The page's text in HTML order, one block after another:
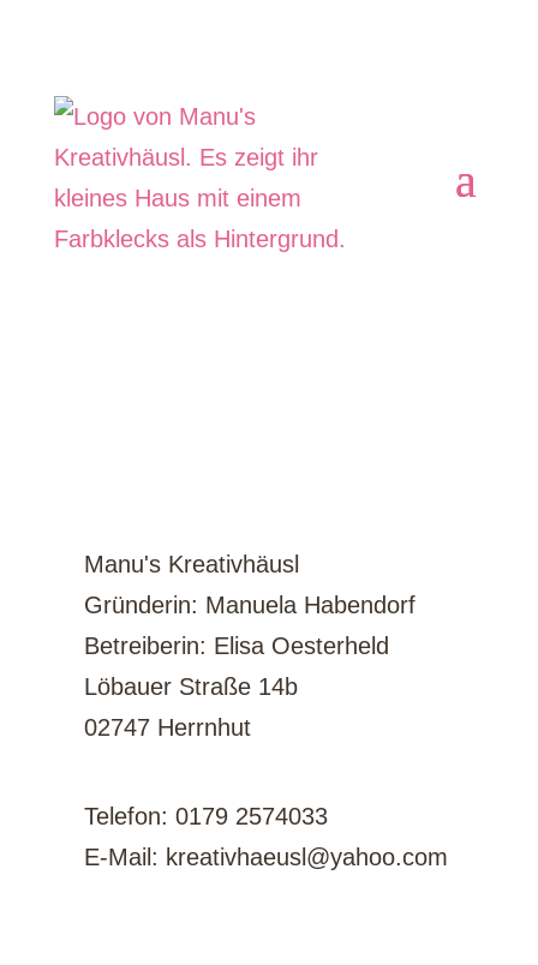
Manu's Kreativhäusl
Gründerin: Manuela Habendorf
Betreiberin: Elisa Oesterheld
Löbauer Straße 14b
02747 Herrnhut
Telefon: 0179 2574033
E-Mail: kreativhaeusl@yahoo.com